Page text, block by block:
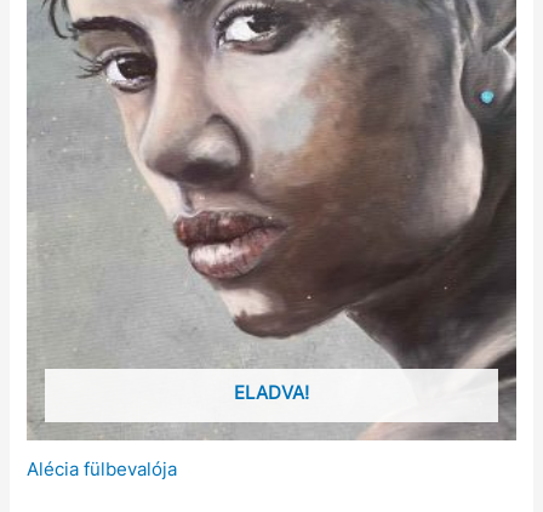
ELADVA!
Alécia fülbevalója